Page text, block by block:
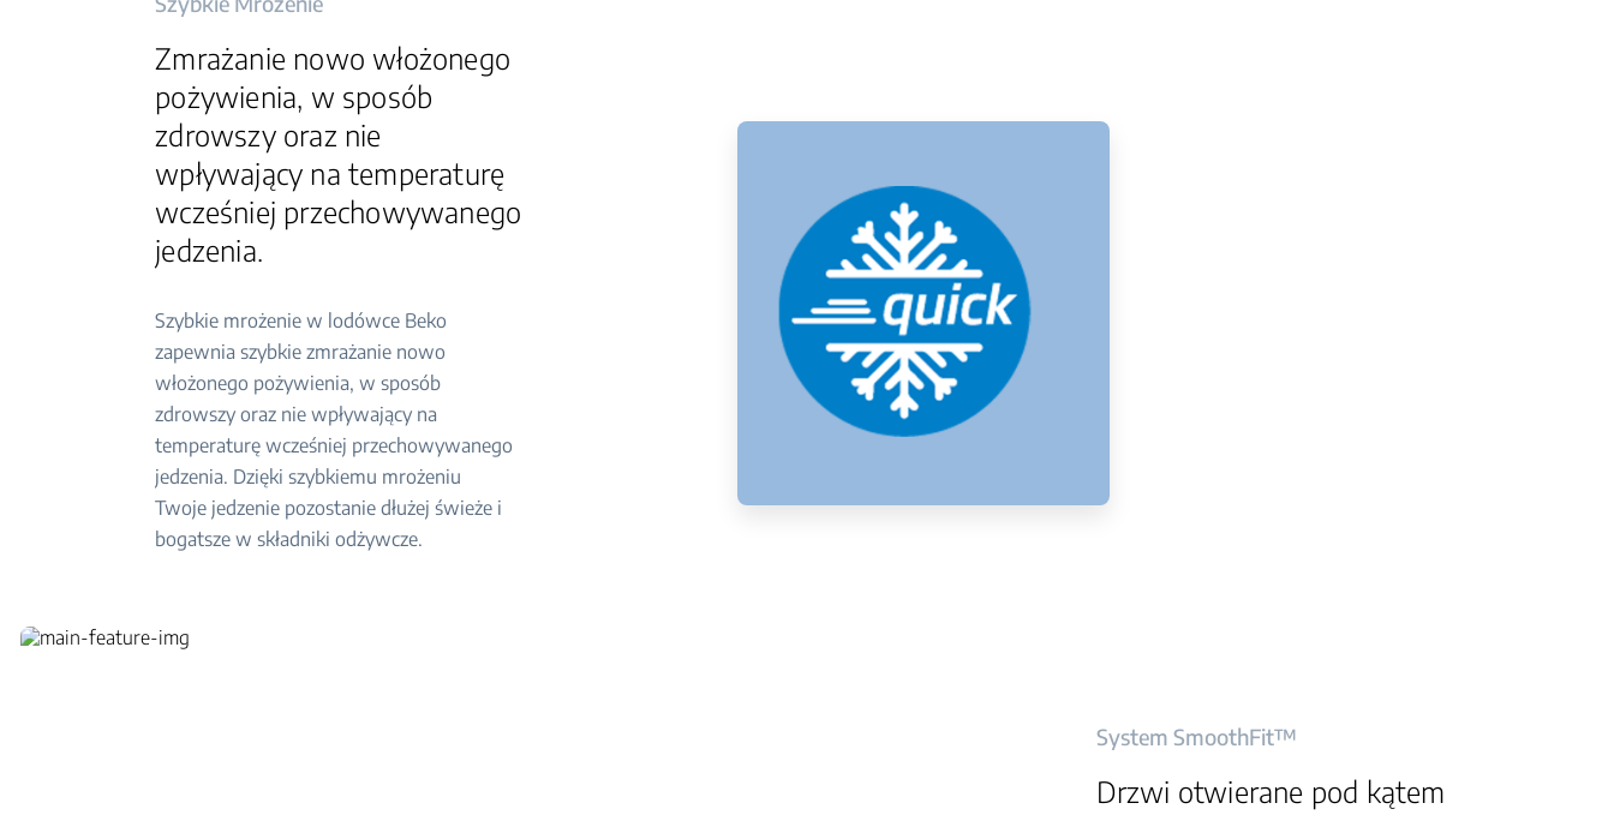
Zmrażanie nowo włożonego
pożywienia, w sposób
zdrowszy oraz nie
wpływający na temperaturę
wcześniej przechowywanego
jedzenia.
Szybkie mrożenie w lodówce Beko
zapewnia szybkie zmrażanie nowo
włożonego pożywienia, w sposób
zdrowszy oraz nie wpływający na
temperaturę wcześniej przechowywanego
jedzenia. Dzięki szybkiemu mrożeniu
Twoje jedzenie pozostanie dłużej świeże i
bogatsze w składniki odżywcze.
System SmoothFit™
Drzwi otwierane pod kątem